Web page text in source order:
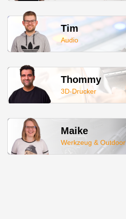
Tim
Audio
Thommy
3D-Drucker
Maike
Werkzeug & Outdoor